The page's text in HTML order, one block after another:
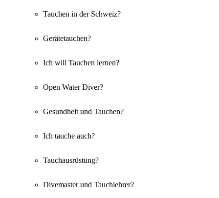
Tauchen in der Schweiz?
Gerätetauchen?
Ich will Tauchen lernen?
Open Water Diver?
Gesundheit und Tauchen?
Ich tauche auch?
Tauchausrüstung?
Divemaster und Tauchlehrer?